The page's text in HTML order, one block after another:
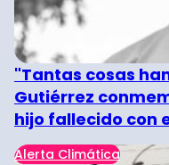
"Tantas cosas
Gutiérrez
hijo fallecido con
Alerta Climática